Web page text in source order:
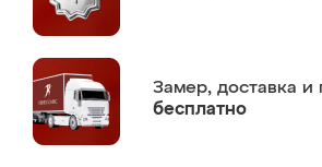
Замер, доставка и
бесплатно